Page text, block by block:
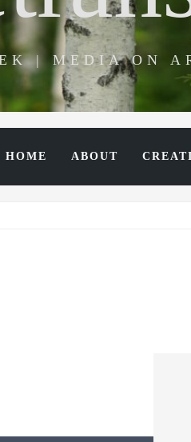
| MEDIA ON
HOME ABOUT